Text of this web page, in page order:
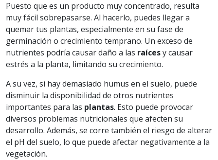
Puesto que es un producto muy concentrado, resulta
muy fácil sobrepasarse. Al hacerlo, puedes llegar a
quemar tus plantas, especialmente en su fase de
germinación o crecimiento temprano. Un exceso de
nutrientes podría causar daño a las raícesy causar
estrés a la planta, limitando su crecimiento.
A su vez, si hay demasiado humus en el suelo, puede
disminuir la disponibilidad de otros nutrientes
importantes para las plantas. Esto puede provocar
diversos problemas nutricionales que afecten su
desarrollo. Además, se corre también el riesgo de alterar
el pH del suelo, lo que puede afectar negativamente a la
vegetación.